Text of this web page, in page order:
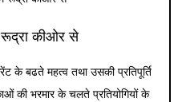
रूद्रा कीओर से
के बढते महत्व तथा उसकी प्रतिपूर्ति
की भरमार के चलते प्रतियोगियों के